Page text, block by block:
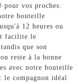
pour vos proches.
bouteille
12 heures ou
facilite le
que son
reste à la bonne
avec notre bouteille
le compagnon idéal